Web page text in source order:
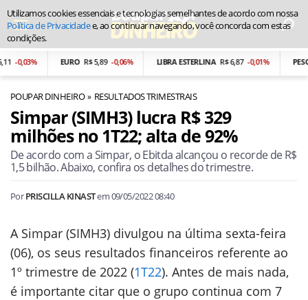
-0,03% EURO R$ 5,89 -0,06% LIBRA ESTERLINA R$ 6,87 -0,01%
POUPAR DINHEIRO RESULTADOS TRIMESTRAIS
Simpar (SIMH3) lucra R$ 329
milhões no 1T22; alta de 92%
De acordo com a Simpar, o Ebitda alcançou o recorde de R$
1,5 bilhão. Abaixo, confira os detalhes do trimestre.
PorPRISCILLA KINASTem09/05/2022 08:40
A Simpar (SIMH3) divulgou na última sexta-feira
(06), os seus resultados financeiros referente ao
1º trimestre de 2022 (1T22). Antes de mais nada,
é importante citar que o grupo continua com 7
Utilizamos cookies essenciais e tecnologias semelhantes de acordo com nossa
Política de Privacidadee, ao continuar navegando, você concorda com estas
condições.